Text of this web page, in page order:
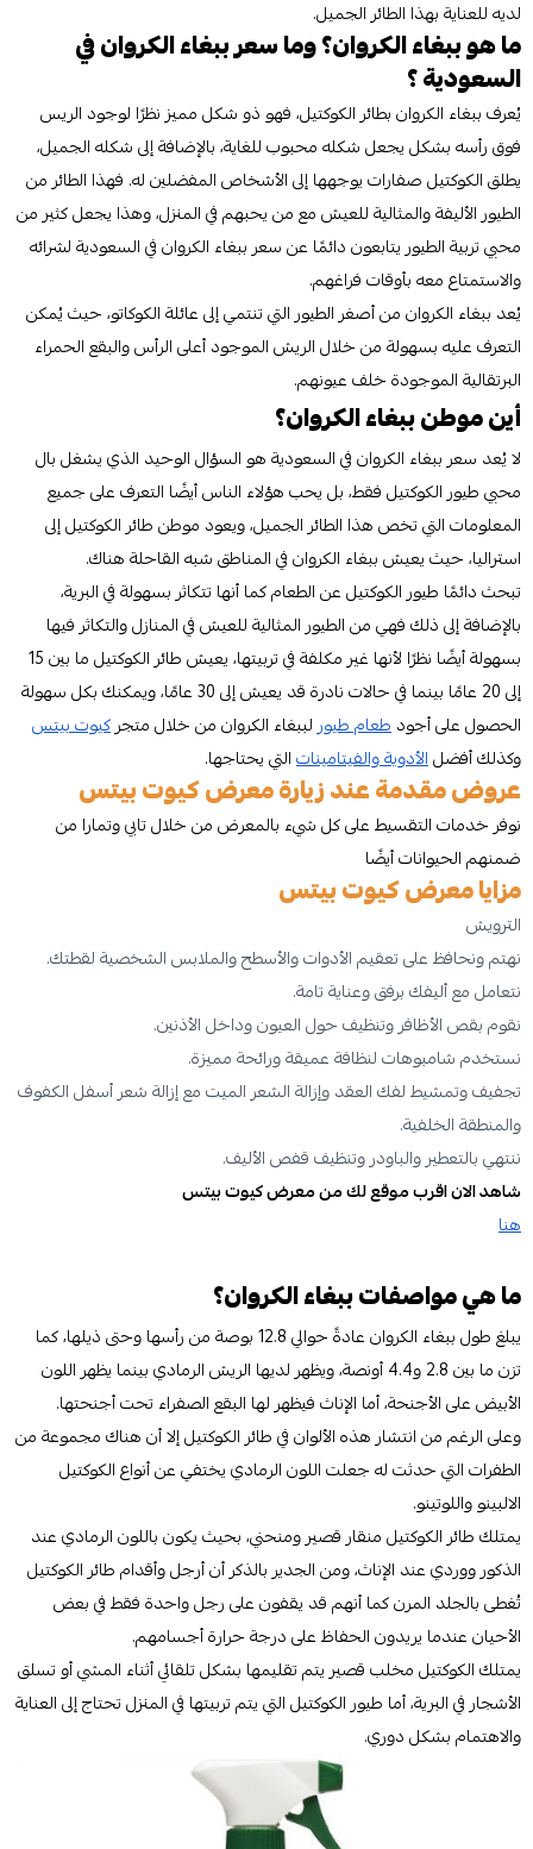
لديه للعناية بهذا الطائر الجميل.
ما هو ببغاء الكروان؟ وما سعر ببغاء الكروان في
السعودية ؟
يُعرف ببغاء الكروان بطائر الكوكتيل، فهو ذو شكل مميز نظرًا لوجود الريس
فوق رأسه بشكل يجعل شكله محبوب للغاية، بالإضافة إلى شكله الجميل،
يطلق الكوكتيل صفارات يوجهها إلى الأشخاص المفضلين له. فهذا الطائر من
الطيور الأليفة والمثالية للعيش مع من يحبهم في المنزل، وهذا يجعل كثير من
محبي تربية الطيور يتابعون دائمًا عن سعر ببغاء الكروان في السعودية لشرائه
والاستمتاع معه بأوقات فراغهم.
يُعد ببغاء الكروان من أصغر الطيور التي تنتمي إلى عائلة الكوكاتو، حيث يُمكن
التعرف عليه بسهولة من خلال الريش الموجود أعلى الرأس والبقع الحمراء
البرتقالية الموجودة خلف عيونهم.
أين موطن ببغاء الكروان؟
لا يُعد سعر ببغاء الكروان في السعودية هو السؤال الوحيد الذي يشغل بال
محبي طيور الكوكتيل فقط، بل يحب هؤلاء الناس أيضًا التعرف على جميع
المعلومات التي تخص هذا الطائر الجميل، ويعود موطن طائر الكوكتيل إلى
استراليا، حيث يعيش ببغاء الكروان في المناطق شبه القاحلة هناك.
تبحث دائمًا طيور الكوكتيل عن الطعام كما أنها تتكاثر بسهولة في البرية،
بالإضافة إلى ذلك فهي من الطيور المثالية للعيش في المنازل والتكاثر فيها
بسهولة أيضًا نظرًا لأنها غير مكلفة في تربيتها، يعيش طائر الكوكتيل ما بين 15
إلى 20 عامًا بينما في حالات نادرة قد يعيش إلى 30 عامًا، ويمكنك بكل سهولة
الحصول على أجودطعام طيور لببغاء الكروان من خلال متجركيوت بيتس
وكذلك أفضلالأدوية والفيتاميناتالتي يحتاجها.
عروض مقدمة عند زيارة معرض كيوت بيتس
نوفر خدمات التقسيط على كل شيء بالمعرض من خلال تابي وتمارا من
ضمنهم الحيوانات أيضًا
مزايا معرض كيوت بيتس
الترويش
نهتم ونحافظ على تعقيم الأدوات والأسطح والملابس الشخصية لقطتك.
نتعامل مع أليفك برفق وعناية تامة.
نقوم بقص الأظافر وتنظيف حول العيون وداخل الأذنين.
نستخدم شامبوهات لنظافة عميقة ورائحة مميزة.
تجفيف وتمشيط لفك العقد وإزالة الشعر الميت مع إزالة شعر أسفل الكفوف
والمنطقة الخلفية.
ننتهي بالتعطير والباودر وتنظيف قفص الأليف.
شاهد الان اقرب موقع لك من معرض كيوت بيتس
هنا
ما هي مواصفات ببغاء الكروان؟
يبلغ طول ببغاء الكروان عادةً حوالي 12.8 بوصة من رأسها وحتى ذيلها، كما
تزن ما بين 2.8 و4.4 أونصة، ويظهر لديها الريش الرمادي بينما يظهر اللون
الأبيض على الأجنحة، أما الإناث فيظهر لها البقع الصفراء تحت أجنحتها.
وعلى الرغم من انتشار هذه الألوان في طائر الكوكتيل إلا أن هناك مجموعة من
الطفرات التي حدثت له جعلت اللون الرمادي يختفي عن أنواع الكوكتيل
الالبينو واللوتينو.
يمتلك طائر الكوكتيل منقار قصير ومنحني، بحيث يكون باللون الرمادي عند
الذكور ووردي عند الإناث، ومن الجدير بالذكر أن أرجل وأقدام طائر الكوكتيل
تُغطى بالجلد المرن كما أنهم قد يقفون على رجل واحدة فقط في بعض
الأحيان عندما يريدون الحفاظ على درجة حرارة أجسامهم.
يمتلك الكوكتيل مخلب قصير يتم تقليمها بشكل تلقائي أثناء المشي أو تسلق
الأشجار في البرية، أما طيور الكوكتيل التي يتم تربيتها في المنزل تحتاج إلى العناية
والاهتمام بشكل دوري.